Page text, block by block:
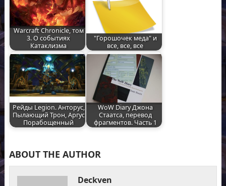
Warcraft Chronicle, том
3. О событиях
Катаклизма
"Горошочек меда" и
все, все, все
Рейды Legion. Анторус,
Пылающий Трон, Аргус
Порабощенный
WoW Diary Джона
Стаатса, перевод
фрагментов. Часть 1
ABOUT THE AUTHOR
Deckven